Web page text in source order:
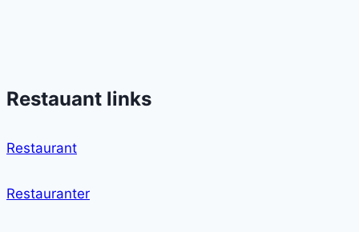
Restauant links
Restaurant
Restauranter